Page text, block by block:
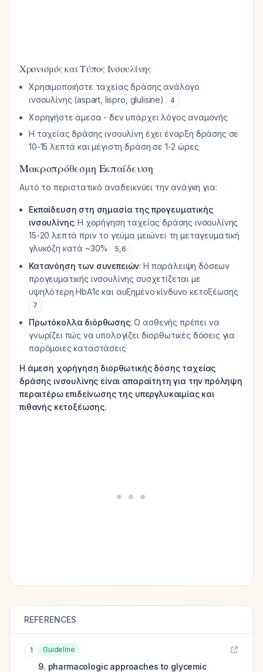
Χρονισμός και Τύπος Ινσουλίνης
Χρησιμοποιήστε ταχείας δράσης ανάλογο
ινσουλίνης (aspart, lispro, glulisine)
4
Χορηγήστε άμεσα - δεν υπάρχει λόγος αναμονής
Η ταχείας δράσης ινσουλίνη έχει έναρξη δράσης σε
10-15 λεπτά και μέγιστη δράση σε 1-2 ώρες
Μακροπρόθεσμη Εκπαίδευση
Αυτό το περιστατικό αναδεικνύει την ανάγκη για:
Εκπαίδευση στη σημασία της προγευματικής
ινσουλίνης: Η χορήγηση ταχείας δράσης ινσουλίνης
15-20 λεπτά πριν το γεύμα μειώνει τη μεταγευματική
γλυκόζη κατά ~30%
5,6
Κατανόηση των συνεπειών: Η παράλειψη δόσεων
προγευματικής ινσουλίνης συσχετίζεται με
υψηλότερη HbA1c και αυξημένο κίνδυνο κετοξέωσης
7
Πρωτόκολλα διόρθωσης: Ο ασθενής πρέπει να
γνωρίζει πώς να υπολογίζει διορθωτικές δόσεις για
παρόμοιες καταστάσεις
Η άμεση χορήγηση διορθωτικής δόσης ταχείας
δράσης ινσουλίνης είναι απαραίτητη για την πρόληψη
περαιτέρω επιδείνωσης της υπεργλυκαιμίας και
πιθανής κετοξέωσης.
REFERENCES
1 Guideline
9. pharmacologic approaches to glycemic